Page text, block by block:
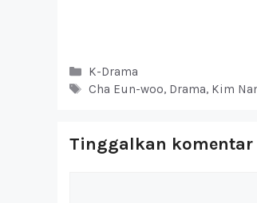
Kategori
K-Drama
Tag
Cha Eun-woo, Drama, Kim
Tinggalkan komentar